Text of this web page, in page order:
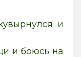
и
и боюсь на